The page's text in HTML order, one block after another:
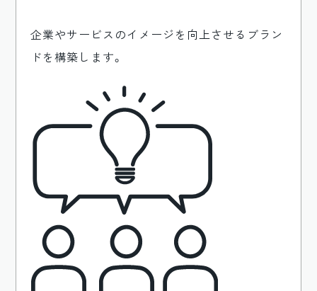
企業やサービスのイメージを向上させるブラン
ドを構築します。